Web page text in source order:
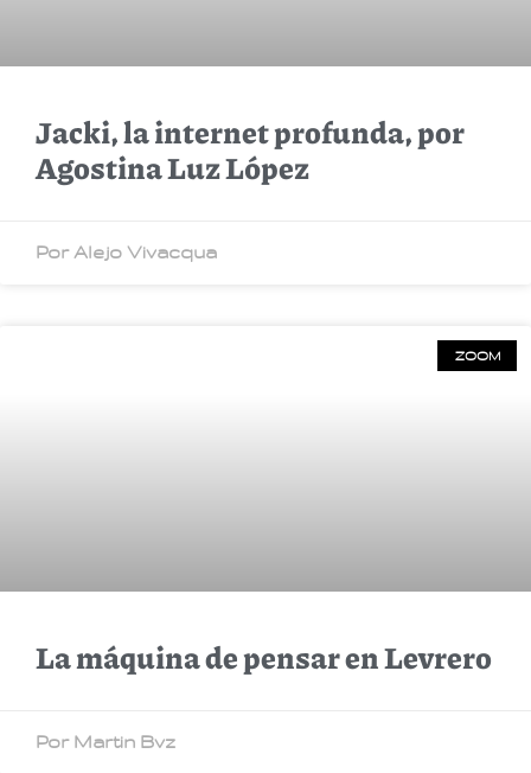
Jacki, la internet profunda, por
Agostina Luz López
Por Alejo Vivacqua
ZOOM
La máquina de pensar en Levrero
Por Martin Bvz